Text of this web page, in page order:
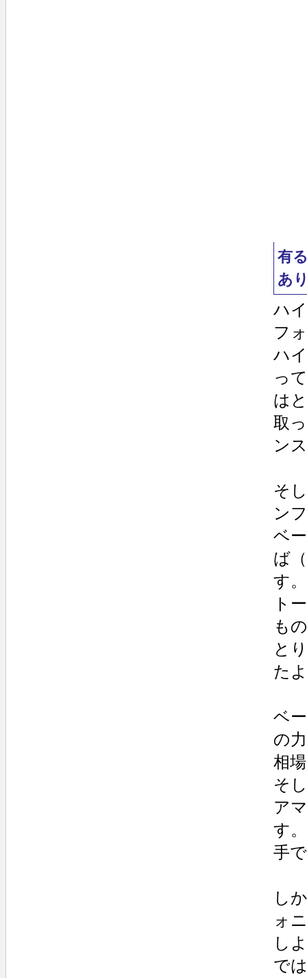
有
あ
ハ
フ
ハ
っ
は
取
ン
そ
ン
ベ
ば
す
ト
も
と
た
ベ
の
相
そ
ア
す
手
し
ォ
し
で